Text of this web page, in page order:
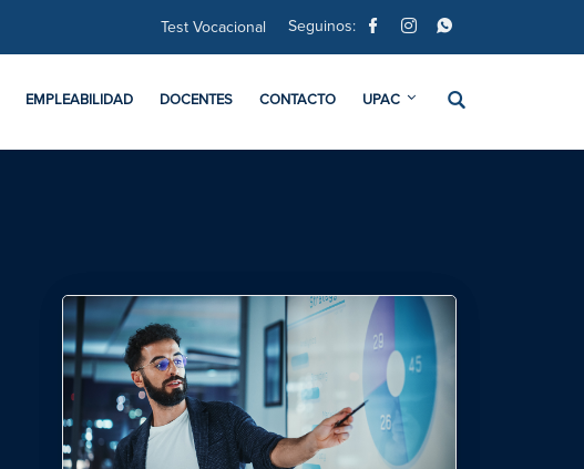
Test Vocacional Seguinos:
EMPLEABILIDAD DOCENTES CONTACTO UPAC